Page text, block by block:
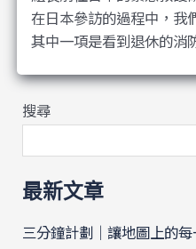
在日本參訪的過程中，我
其中一項是看到退休的
搜尋
最新文章
三分鐘計劃｜讓地圖上的